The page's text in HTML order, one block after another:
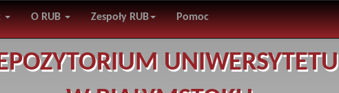
O RUB Zespoły RUB Pomoc
UNIWERSYTETU